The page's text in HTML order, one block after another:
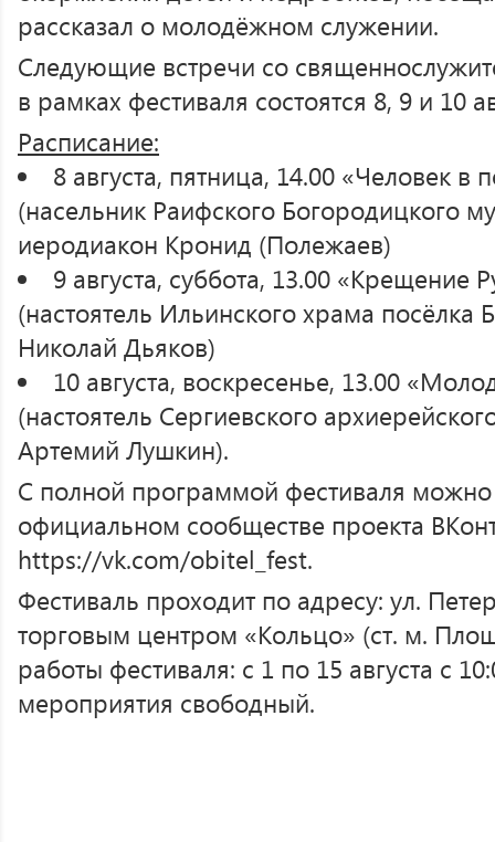
рассказал о молодёжном служении.
Следующие встречи со
в рамках фестиваля состоятся 8, 9 и 10
Расписание:
8 августа, пятница, 14.00 «Человек в
(насельник Раифского Богородицкого
иеродиакон Кронид (Полежаев)
9 августа, суббота, 13.00 «Крещение
(настоятель Ильинского храма посёлка
Николай Дьяков)
10 августа, воскресенье, 13.00
(настоятель Сергиевского
Артемий Лушкин).
С полной программой фестиваля можно
официальном сообществе проекта
https://vk.com/obitel_fest.
Фестиваль проходит по адресу: ул.
торговым центром «Кольцо» (ст. м.
работы фестиваля: с 1 по 15 августа с
мероприятия свободный.